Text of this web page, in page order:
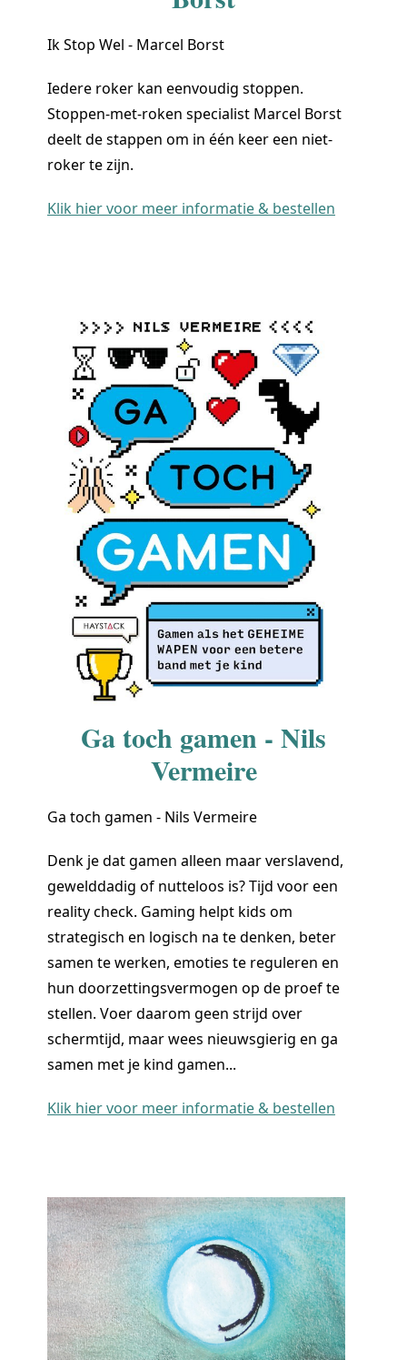
Ik Stop Wel - Marcel Borst
Iedere roker kan eenvoudig stoppen.
Stoppen-met-roken specialist Marcel Borst
deelt de stappen om in één keer een niet-
roker te zijn.
Klik hier voor meer informatie & bestellen
Ga toch gamen - Nils
Vermeire
Ga toch gamen - Nils Vermeire
Denk je dat gamen alleen maar verslavend,
gewelddadig of nutteloos is? Tijd voor een
reality check. Gaming helpt kids om
strategisch en logisch na te denken, beter
samen te werken, emoties te reguleren en
hun doorzettingsvermogen op de proef te
stellen. Voer daarom geen strijd over
schermtijd, maar wees nieuwsgierig en ga
samen met je kind gamen...
Klik hier voor meer informatie & bestellen